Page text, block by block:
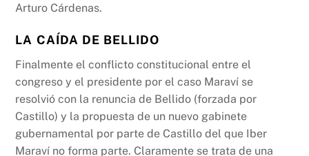
Arturo Cárdenas.
LA CAÍDA DE BELLIDO
Finalmente el conflicto constitucional entre el
congreso y el presidente por el caso Maraví se
resolvió con la renuncia de Bellido (forzada por
Castillo) y la propuesta de un nuevo gabinete
gubernamental por parte de Castillo del que Iber
Maraví no forma parte. Claramente se trata de una